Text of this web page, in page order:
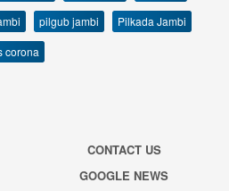
pilgub jambi
Pilkada Jambi
corona
CONTACT US
GOOGLE NEWS